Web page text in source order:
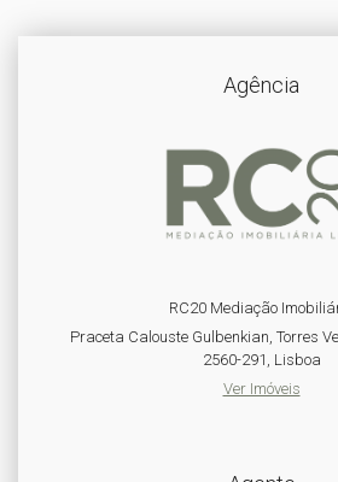
Agência
RC20 Mediação
Praceta Calouste Gulbenkian, Torres
2560-291, Lisboa
Ver Imóveis